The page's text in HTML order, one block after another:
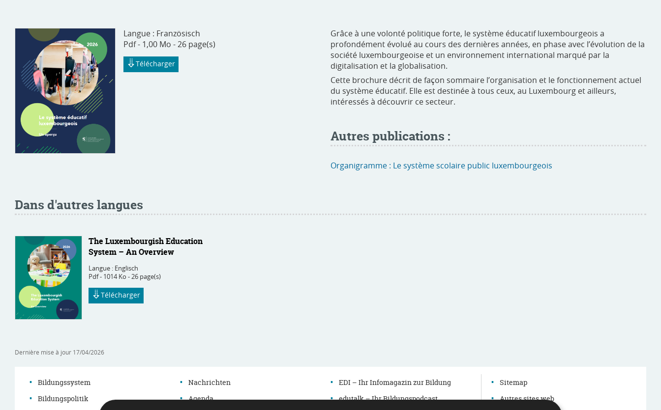
Langue : Französisch
Pdf - 1,00 Mo - 26 page(s)
Télécharger
Grâce à une volonté politique forte, le système éducatif luxembourgeois a
profondément évolué au cours des dernières années, en phase avec l’évolution de la
société luxembourgeoise et un environnement international marqué par la
digitalisation et la globalisation.
Cette brochure décrit de façon sommaire l’organisation et le fonctionnement actuel
du système éducatif. Elle est destinée à tous ceux, au Luxembourg et ailleurs,
intéressés à découvrir ce secteur.
Autres publications :
Organigramme : Le système scolaire public luxembourgeois
Dans d'autres langues
The Luxembourgish Education
System – An Overview
Langue : Englisch
Pdf - 1014 Ko - 26 page(s)
Télécharger
Dernière mise à jour 17/04/2026
Bildungssystem
Bildungspolitik
Nachrichten
Agenda
EDI – Ihr Infomagazin zur Bildung
edutalk – Ihr Bildungspodcast
Sitemap
Autres sites web